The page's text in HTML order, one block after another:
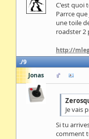
C'est quoi
Parrce
une toile
roadster 2
http://
9
Jonas
Je vais
Si tu
comment